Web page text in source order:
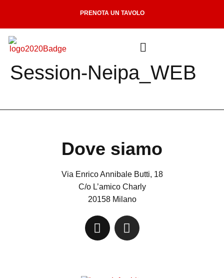
PRENOTA UN TAVOLO
Session-Neipa_WEB
Dove siamo
Via Enrico Annibale Butti, 18
C/o L’amico Charly
20158 Milano